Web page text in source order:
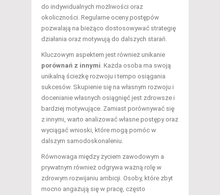
do indywidualnych możliwości oraz
okoliczności. Regularne oceny postępów
pozwalają na bieżąco dostosowywać strategię
działania oraz motywują do dalszych starań.
Kluczowym aspektem jest również unikanie
porównań z innymi . Każda osoba ma swoją
unikalną ścieżkę rozwoju i tempo osiągania
sukcesów. Skupienie się na własnym rozwoju i
docenianie własnych osiągnięć jest zdrowsze i
bardziej motywujące. Zamiast porównywać się
z innymi, warto analizować własne postępy oraz
wyciągać wnioski, które mogą pomóc w
dalszym samodoskonaleniu.
Równowaga między życiem zawodowym a
prywatnym również odgrywa ważną rolę w
zdrowym rozwijaniu ambicji. Osoby, które zbyt
mocno angażują się w pracę, często